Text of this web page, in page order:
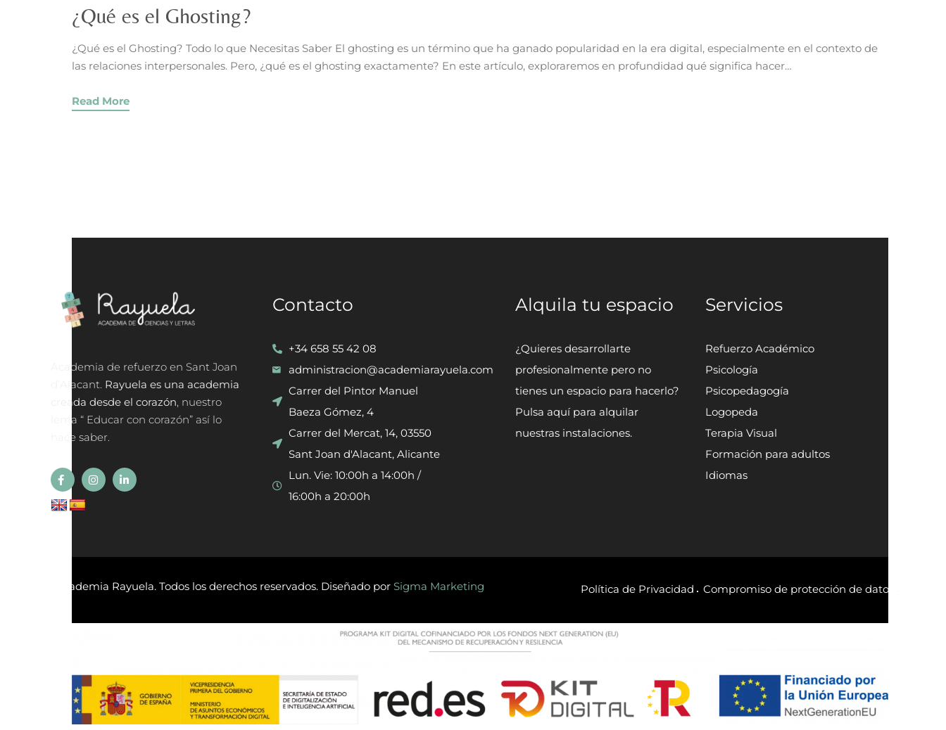
¿Qué es el Ghosting?
¿Qué es el Ghosting? Todo lo que Necesitas Saber El ghosting es un término que ha ganado popularidad en la era digital, especialmente en el contexto de
las relaciones interpersonales. Pero, ¿qué es el ghosting exactamente? En este artículo, exploraremos en profundidad qué significa hacer…
Read More
Academia de refuerzo en Sant Joan
d’Alacant. Rayuela es una academia
creada desde el corazón, nuestro
lema “ Educar con corazón” así lo
hace saber.
Contacto
+34 658 55 42 08
administracion@academiarayuela.com
Carrer del Pintor Manuel
Baeza Gómez, 4
Carrer del Mercat, 14, 03550
Sant Joan d'Alacant, Alicante
Lun. Vie: 10:00h a 14:00h /
16:00h a 20:00h
Alquila tu espacio
¿Quieres desarrollarte
profesionalmente pero no
tienes un espacio para hacerlo?
Pulsa aquí para alquilar
nuestras instalaciones.
Servicios
Refuerzo Académico
Psicología
Psicopedagogía
Logopeda
Terapia Visual
Formación para adultos
Idiomas
2026 Academia Rayuela. Todos los derechos reservados. Diseñado por Sigma Marketing Política de Privacidad Compromiso de protección de datos